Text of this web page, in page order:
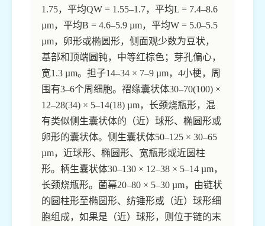
1.75，平均QW = 1.55–1.7，平均L = 7.4–8.6
µm，平均B = 4.6–5.9 µm，平均W = 5.0–5.5
µm，卵形或椭圆形，侧面观少数为豆状，
基部和顶端圆钝，中等红棕色；芽孔偏心，
宽1.3 µm。担子14–34 × 7–9 µm，4小梗，周
围有3–6个周细胞。褶缘囊状体30–70(100) ×
12–28(34) × 5–14(18) µm，长颈烧瓶形，混
有类似侧生囊状体的（近）球形、椭圆形或
卵形的囊状体。侧生囊状体50–125 × 30–65
µm，近球形、椭圆形、宽瓶形或近圆柱
形。柄生囊状体30–130 × 12–38 × 5–14 µm，
长颈烧瓶形。菌幕20–80 × 5–30 µm，由链状
的圆柱形至椭圆形、纺锤形或（近）球形细
胞组成，如果是（近）球形，则位于链的末